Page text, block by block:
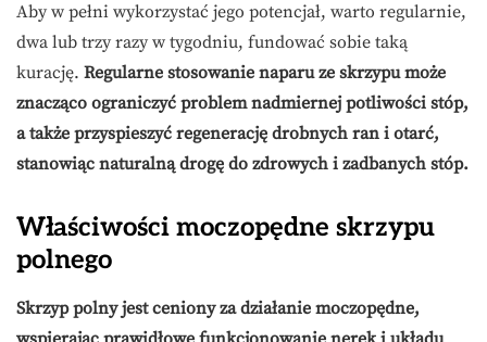
Aby w pełni wykorzystać jego potencjał, warto regularnie,
dwa lub trzy razy w tygodniu, fundować sobie taką
kurację. Regularne stosowanie naparu ze skrzypu może
znacząco ograniczyć problem nadmiernej potliwości stóp,
a także przyspieszyć regenerację drobnych ran i otarć,
stanowiąc naturalną drogę do zdrowych i zadbanych stóp.
Właściwości moczopędne skrzypu
polnego
Skrzyp polny jest ceniony za działanie moczopędne,